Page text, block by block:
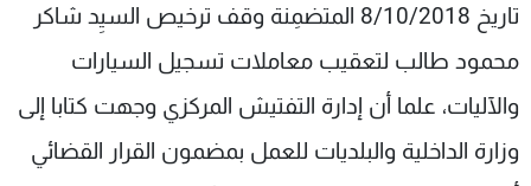
تاريخ 8/10/2018 المتضمِنة وقف ترخيص السيِد شاكر
محمود طالب لتعقيب معاملات تسجيل السيارات
والآليات، علما أن إدارة التفتيش المركزي وجهت كتابا إلى
وزارة الداخلية والبلديات للعمل بمضمون القرار القضائي